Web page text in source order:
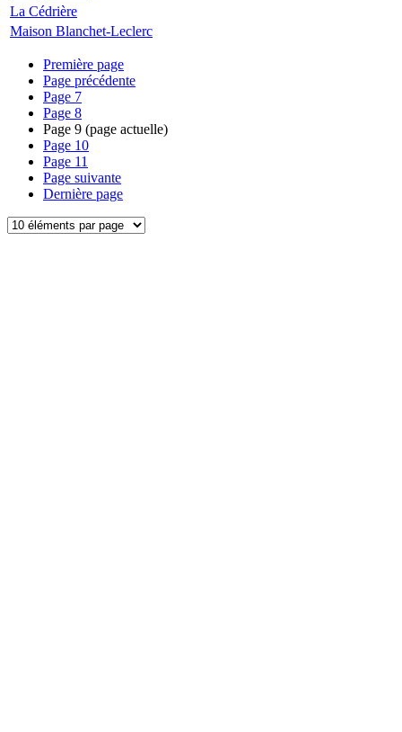
La Cédrière
Maison Blanchet-Leclerc
Première page
Page précédente
Page 7
Page 8
Page 9 (page actuelle)
Page 10
Page 11
Page suivante
Dernière page